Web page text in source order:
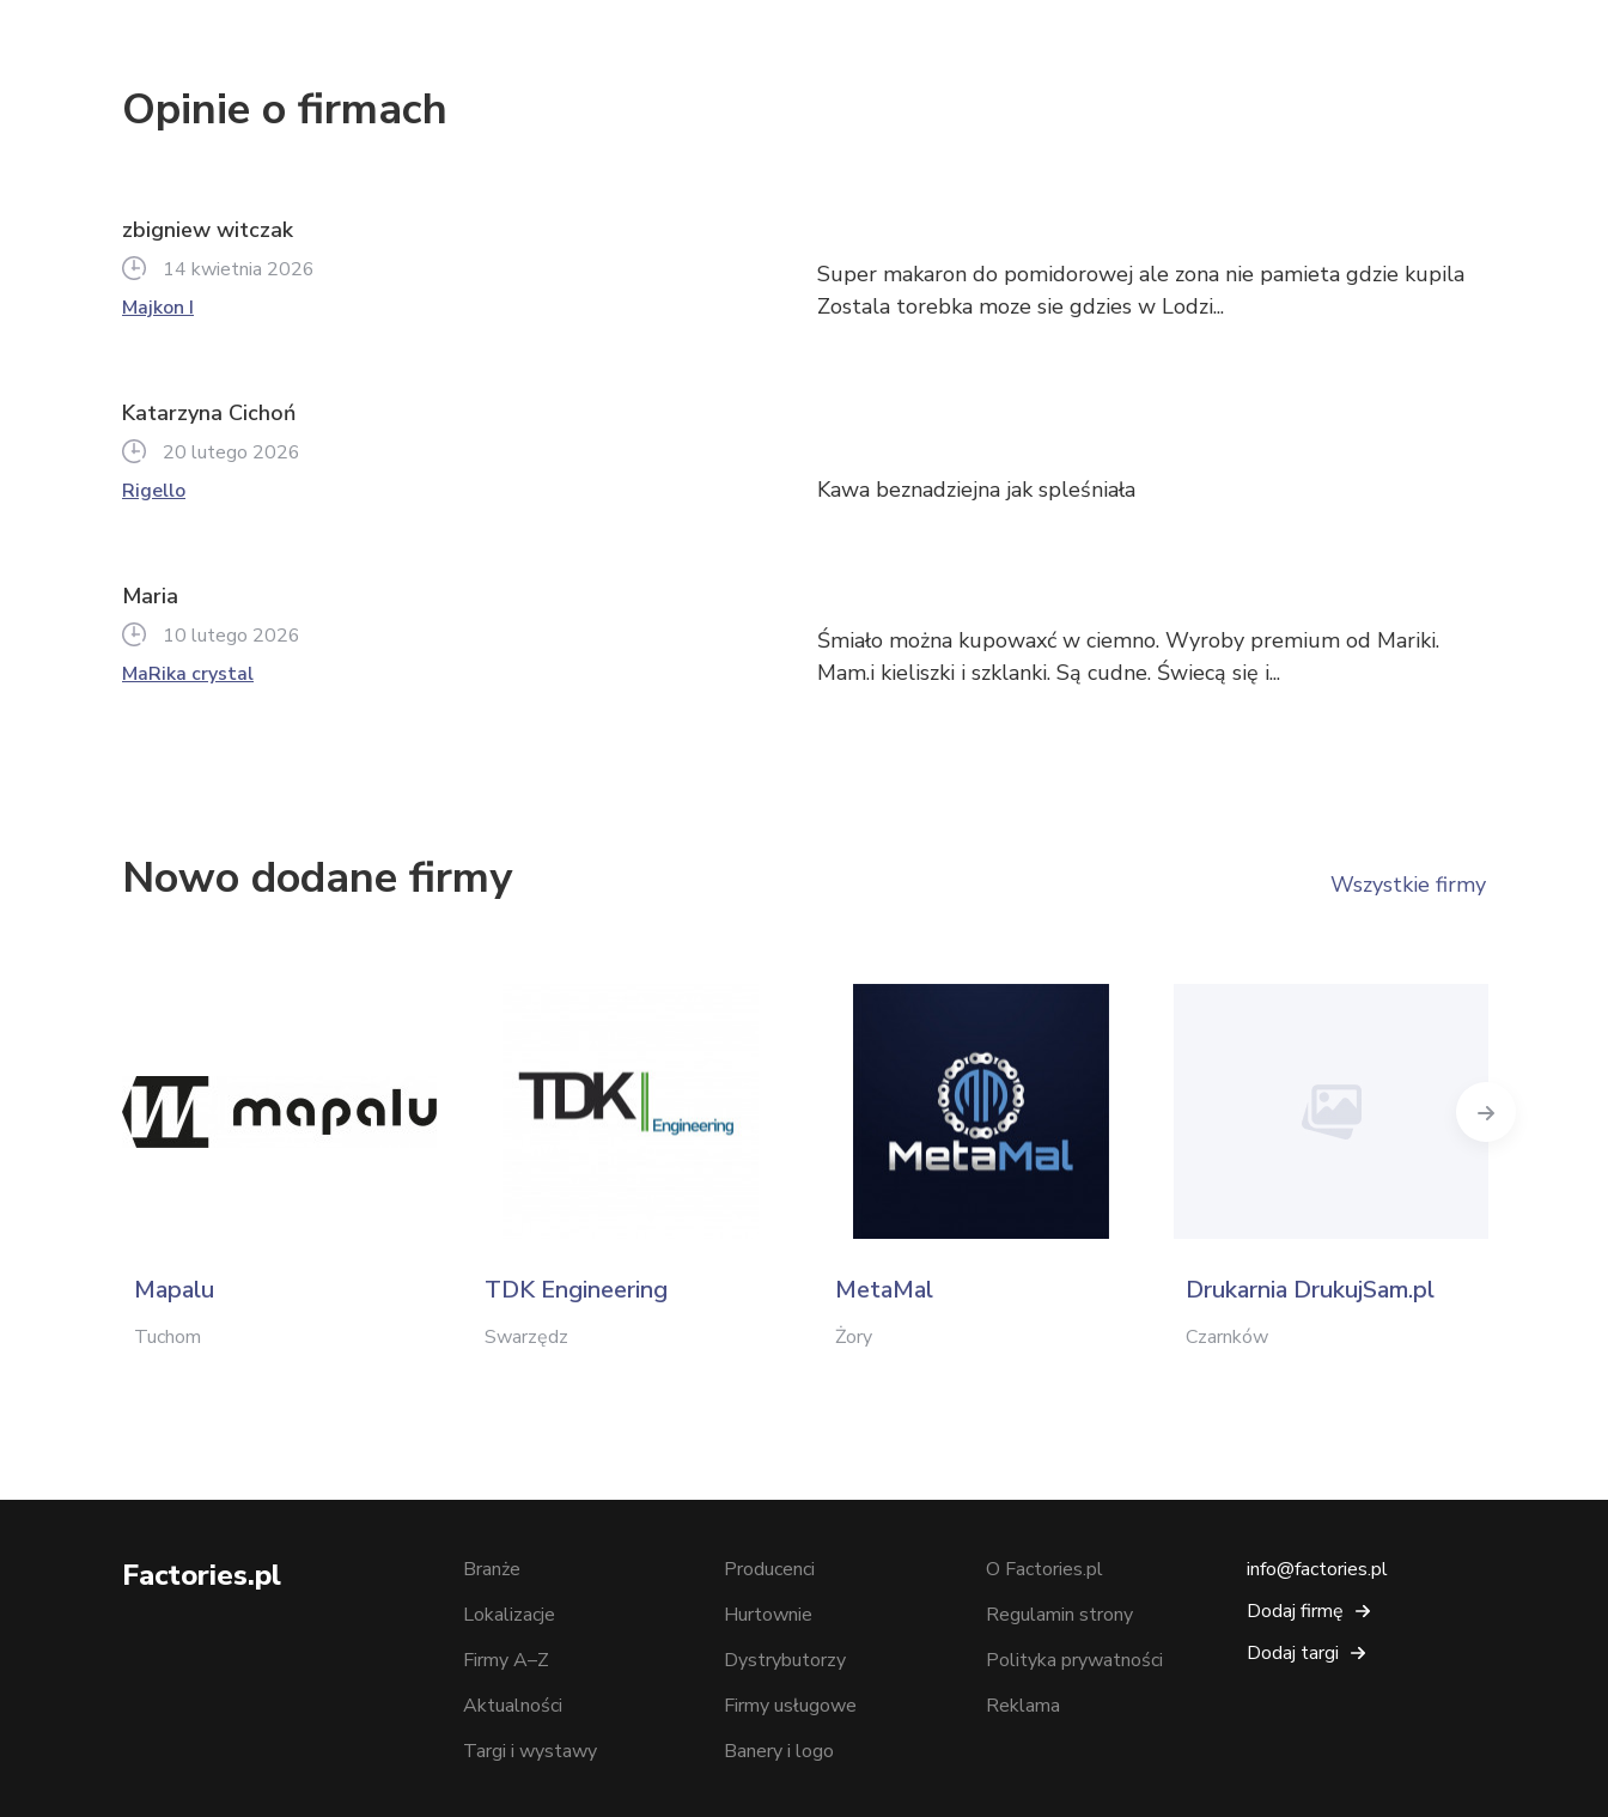
Opinie o firmach
zbigniew witczak
14 kwietnia 2026
Majkon I
Super makaron do pomidorowej ale zona nie pamieta gdzie kupila
Zostala torebka moze sie gdzies w Lodzi...
Katarzyna Cichoń
20 lutego 2026
Rigello
Kawa beznadziejna jak spleśniała
Maria
10 lutego 2026
MaRika crystal
Śmiało można kupowaxć w ciemno. Wyroby premium od Mariki.
Mam.i kieliszki i szklanki. Są cudne. Świecą się i...
Nowo dodane firmy Wszystkie firmy
Mapalu
Tuchom
TDK Engineering
Swarzędz
MetaMal
Żory
Drukarnia DrukujSam.pl
Czarnków
Factories.pl
Branże
Lokalizacje
Firmy A–Z
Aktualności
Targi i wystawy
Producenci
Hurtownie
Dystrybutorzy
Firmy usługowe
Banery i logo
O Factories.pl
Regulamin strony
Polityka prywatności
Reklama
info@factories.pl
Dodaj firmę
Dodaj targi